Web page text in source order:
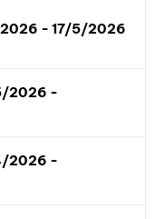
- 17/5/2026
2026 -
2026 -